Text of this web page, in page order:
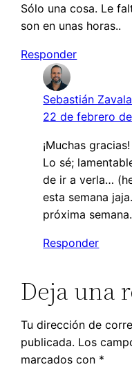
Sólo una cosa. Le
son en unas horas..
Responder
Sebastián Zavala
22 de febrero
¡Muchas gracias!
Lo sé;
de ir a verla…
esta semana
próxima
Responder
Deja una
Tu dirección de
publicada. Los
marcados con *